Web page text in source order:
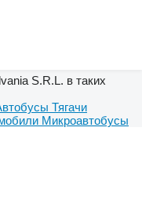
S.R.L. в таких
Тягачи
Микроавтобусы